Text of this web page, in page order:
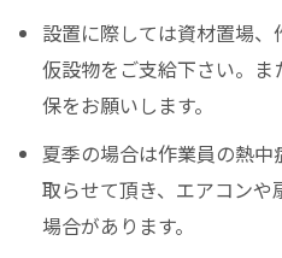
設置に際しては資材置場
仮設物をご支給下さい。
保をお願いします。
夏季の場合は作業員の熱
取らせて頂き、エアコン
場合があります。